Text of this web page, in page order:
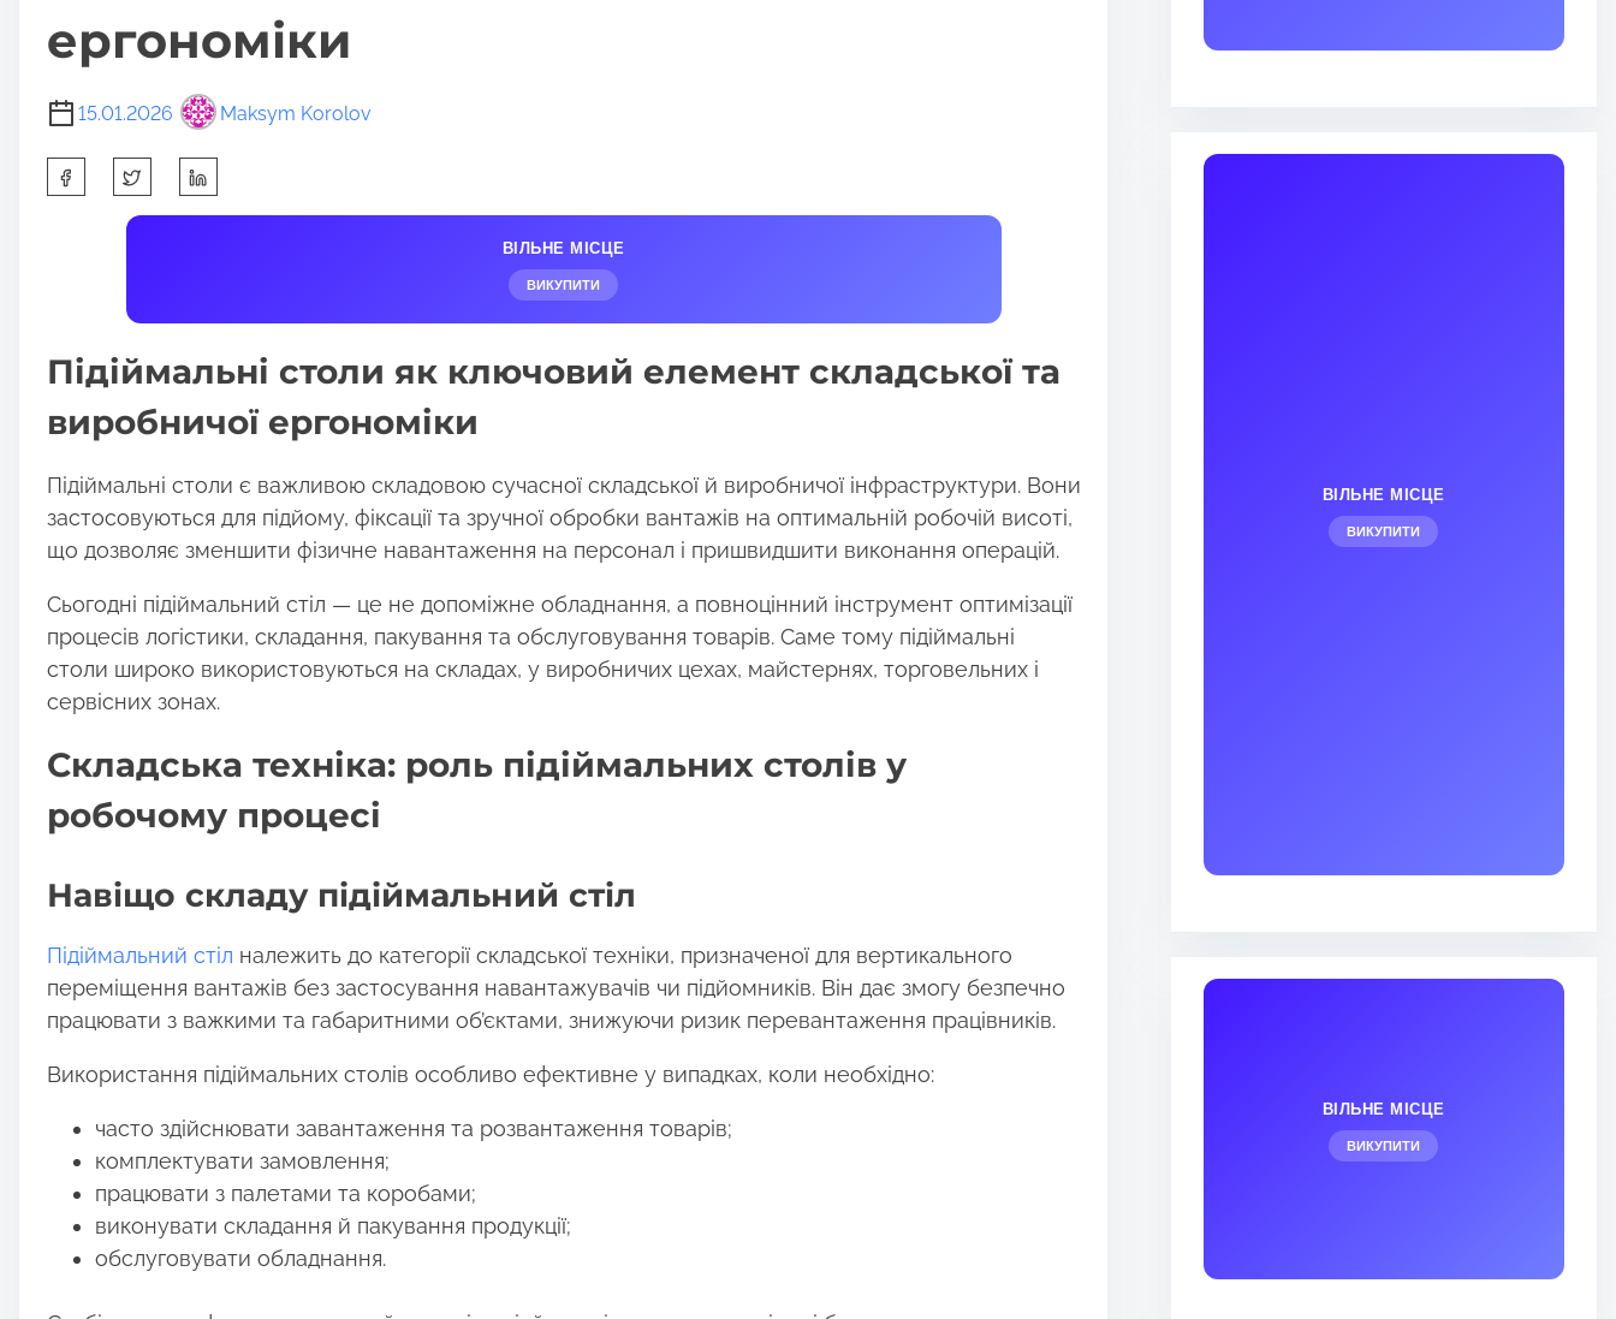
ергономіки
15.01.2026 Maksym Korolov
h
h
s
o
s
t
o
n
ВІЛЬНЕ МІСЦЕ
ВИКУПИТИ
Підіймальні столи як ключовий елемент складської та
виробничої ергономіки
Підіймальні столи є важливою складовою сучасної складської й виробничої інфраструктури. Вони
застосовуються для підйому, фіксації та зручної обробки вантажів на оптимальній робочій висоті,
що дозволяє зменшити фізичне навантаження на персонал і пришвидшити виконання операцій.
Сьогодні підіймальний стіл — це не допоміжне обладнання, а повноцінний інструмент оптимізації
процесів логістики, складання, пакування та обслуговування товарів. Саме тому підіймальні
столи широко використовуються на складах, у виробничих цехах, майстернях, торговельних і
сервісних зонах.
Складська техніка: роль підіймальних столів у
робочому процесі
Навіщо складу підіймальний стіл
Підіймальний стіл належить до категорії складської техніки, призначеної для вертикального
переміщення вантажів без застосування навантажувачів чи підйомників. Він дає змогу безпечно
працювати з важкими та габаритними об’єктами, знижуючи ризик перевантаження працівників.
Використання підіймальних столів особливо ефективне у випадках, коли необхідно:
часто здійснювати завантаження та розвантаження товарів;
комплектувати замовлення;
працювати з палетами та коробами;
виконувати складання й пакування продукції;
обслуговувати обладнання.
ВІЛЬНЕ МІСЦЕ
ВИКУПИТИ
ВІЛЬНЕ МІСЦЕ
ВИКУПИТИ